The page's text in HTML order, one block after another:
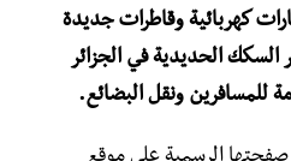
كهربائية وقاطرات جديدة
الحديدية في الجزائر
للمسافرين ونقل البضائع.